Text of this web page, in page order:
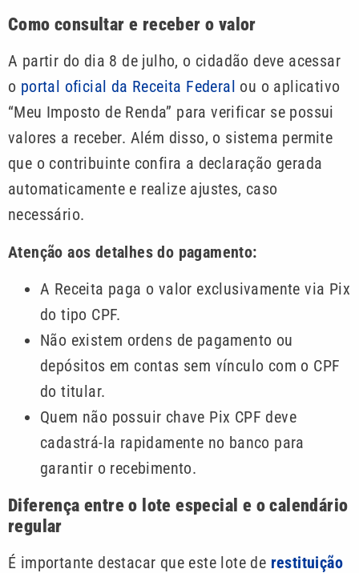
Como consultar e receber o valor
A partir do dia 8 de julho, o cidadão deve acessar
o portal oficial da Receita Federal ou o aplicativo
“Meu Imposto de Renda” para verificar se possui
valores a receber. Além disso, o sistema permite
que o contribuinte confira a declaração gerada
automaticamente e realize ajustes, caso
necessário.
Atenção aos detalhes do pagamento:
A Receita paga o valor exclusivamente via Pix
do tipo CPF.
Não existem ordens de pagamento ou
depósitos em contas sem vínculo com o CPF
do titular.
Quem não possuir chave Pix CPF deve
cadastrá-la rapidamente no banco para
garantir o recebimento.
Diferença entre o lote especial e o calendário
regular
É importante destacar que este lote de restituição